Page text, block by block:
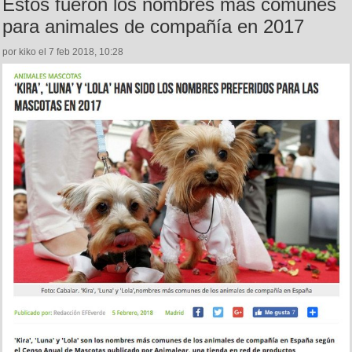
para animales de compañía en 2017
por kiko el 7 feb 2018, 10:28